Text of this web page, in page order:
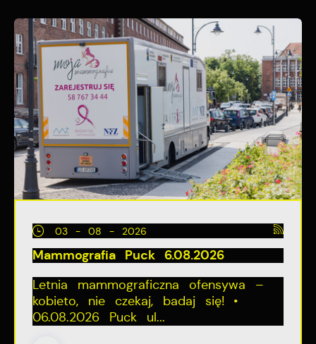
03 - 08 - 2026
Mammografia Puck 6.08.2026
Letnia mammograficzna ofensywa –
kobieto, nie czekaj, badaj się! •
06.08.2026 Puck ul...